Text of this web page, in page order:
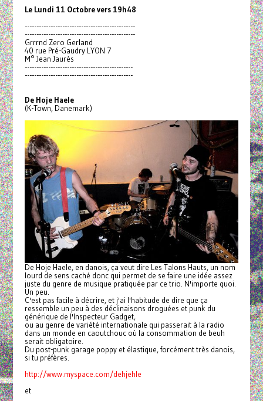
Le Lundi 11 Octobre vers 19h48
-----------------------------------------------
-----------------------------------------------
Grrrnd Zero Gerland
40 rue Pré-Gaudry LYON 7
M° Jean Jaurès
----------------------------------------------
----------------------------------------------
De Hoje Haele
(K-Town, Danemark)
De Hoje Haele, en danois, ça veut dire Les Talons Hauts, un nom
lourd de sens caché donc qui permet de se faire une idée assez
juste du genre de musique pratiquée par ce trio. N'importe quoi.
Un peu.
C'est pas facile à décrire, et j'ai l'habitude de dire que ça
ressemble un peu à des déclinaisons droguées et punk du
générique de l'Inspecteur Gadget,
ou au genre de variété internationale qui passerait à la radio
dans un monde en caoutchouc où la consommation de beuh
serait obligatoire.
Du post-punk garage poppy et élastique, forcément très danois,
si tu préfères.
http://www.myspace.com/dehjehle
et